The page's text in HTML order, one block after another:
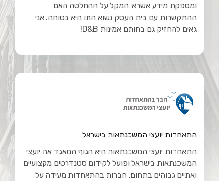
ומספקת מידע אשראי המקל על ההחלטה האם
ההתקשרות עם בית העסק נשוא התו היא בטוחה. אני
גאים להחזיק גם בחותם אמינות D&B!
התאחדות יועצי המשכנתאות בישראל
התאחדות יועצי המשכנתאות היא הגוף המאגד את יועצי
המשכנתאות בישראל ופועל לקידום סטנדרטים מקצועיים
ואתיים גבוהים בתחום. חברות בהתאחדות מעידה על